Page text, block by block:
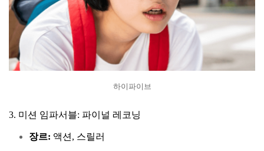
하이파이브
3. 미션 임파서블: 파이널 레코닝
장르: 액션, 스릴러